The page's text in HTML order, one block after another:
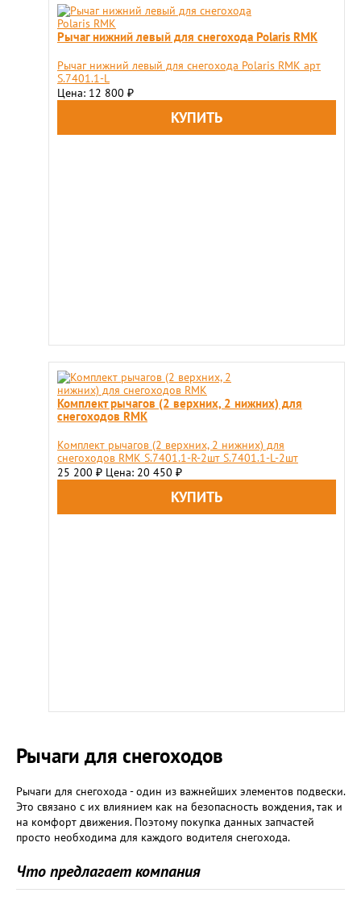
Рычаг нижний левый для снегохода Polaris RMK
Рычаг нижний левый для снегохода Polaris RMK арт
S.7401.1-L
Цена: 12 800 ₽
Комплект рычагов (2 верхних, 2 нижних) для
снегоходов RMK
Комплект рычагов (2 верхних, 2 нижних) для
снегоходов RMK S.7401.1-R-2шт S.7401.1-L-2шт
25 200 ₽ Цена: 20 450 ₽
Рычаги для снегоходов
Рычаги для снегохода - один из важнейших элементов подвески.
Это связано с их влиянием как на безопасность вождения, так и
на комфорт движения. Поэтому покупка данных запчастей
просто необходима для каждого водителя снегохода.
Что предлагает компания